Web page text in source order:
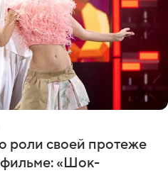
роли своей протеже
фильме: «Шок-